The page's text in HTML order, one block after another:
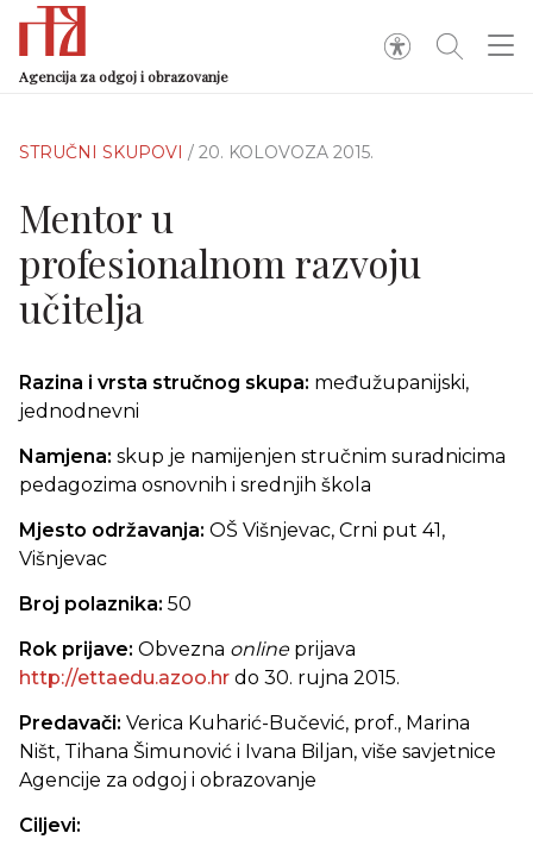
Agencija za odgoj i obrazovanje
STRUČNI SKUPOVI / 20. KOLOVOZA 2015.
Mentor u
profesionalnom razvoju
učitelja
Razina i vrsta stručnog skupa: međužupanijski,
jednodnevni
Namjena: skup je namijenjen stručnim suradnicima
pedagozima osnovnih i srednjih škola
Mjesto održavanja: OŠ Višnjevac, Crni put 41,
Višnjevac
Broj polaznika: 50
Rok prijave: Obvezna onlineprijava
http://ettaedu.azoo.hr do 30. rujna 2015.
Predavači: Verica Kuharić-Bučević, prof., Marina
Ništ, Tihana Šimunović i Ivana Biljan, više savjetnice
Agencije za odgoj i obrazovanje
Ciljevi: